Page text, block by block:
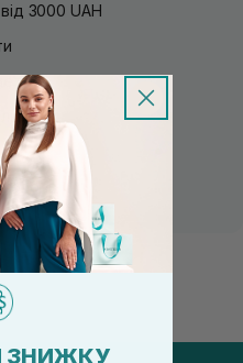
3000 UAH
ЗНИЖКУ